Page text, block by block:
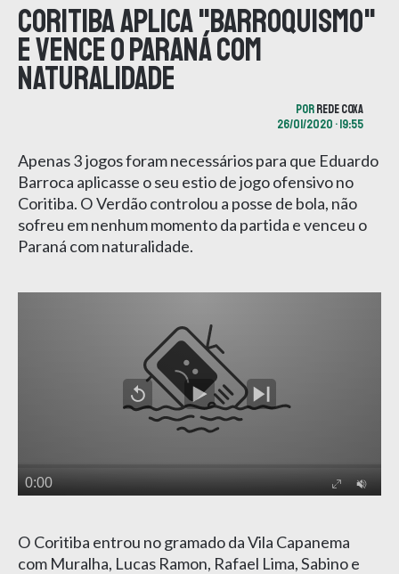
Coritiba aplica "Barroquismo"
e vence o Paraná com
naturalidade
PORREDE COXA
26/01/2020 • 19:55
Apenas 3 jogos foram necessários para que Eduardo
Barroca aplicasse o seu estio de jogo ofensivo no
Coritiba. O Verdão controlou a posse de bola, não
sofreu em nenhum momento da partida e venceu o
Paraná com naturalidade.
O Coritiba entrou no gramado da Vila Capanema
com Muralha, Lucas Ramon, Rafael Lima, Sabino e